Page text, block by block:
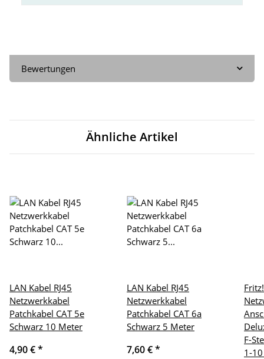
Bewertungen
Ähnliche Artikel
LAN Kabel RJ45
Netzwerkkabel
Patchkabel CAT 5e
Schwarz 10 Meter
4,90 €*
LAN Kabel RJ45
Netzwerkkabel
Patchkabel CAT 6a
Schwarz 5 Meter
7,60 €*
F-
1-